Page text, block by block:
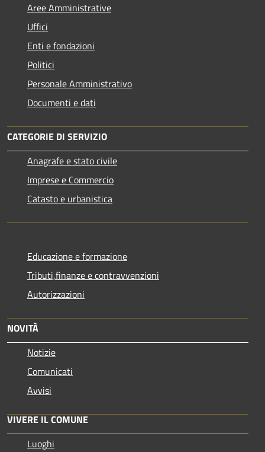
Aree Amministrative
Uffici
Enti e fondazioni
Politici
Personale Amministrativo
Documenti e dati
CATEGORIE DI SERVIZIO
Anagrafe e stato civile
Imprese e Commercio
Catasto e urbanistica
Educazione e formazione
Tributi,finanze e contravvenzioni
Autorizzazioni
NOVITÀ
Notizie
Comunicati
Avvisi
VIVERE IL COMUNE
Luoghi